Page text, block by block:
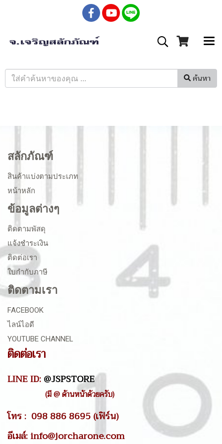
ค้นหา
สลักภัณฑ์
สินค้าแบ่งตามประเภท
หน้าหลัก
ข้อมูลต่างๆ
ติดตามพัสดุ
แจ้งชำระเงิน
ติดต่อเรา
ใบกำกับภาษี
ติดตามเรา
FACEBOOK
ไลน์ไอดี
YOUTUBE CHANNEL
ติดต่อเรา
LINE ID:@JSPSTORE
(มี @ ด้านหน้าด้วยครับ)
โทร : 098 886 8695 (เฟิร์น)
อีเมล์: info@jorcharone.com